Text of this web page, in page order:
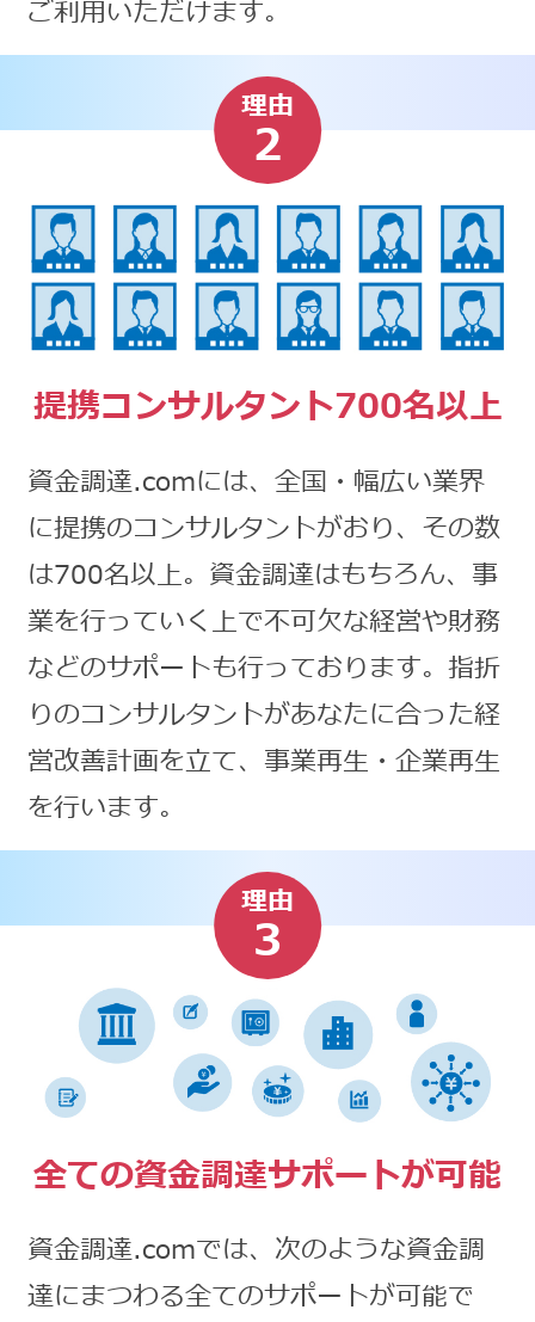
ご利用いただけます。
理由
2
提携コンサルタント700名以上
資金調達.comには、全国・幅広い業界
に提携のコンサルタントがおり、その数
は700名以上。資金調達はもちろん、事
業を行っていく上で不可欠な経営や財務
などのサポートも行っております。指折
りのコンサルタントがあなたに合った経
営改善計画を立て、事業再生・企業再生
を行います。
理由
3
全ての資金調達サポートが可能
資金調達.comでは、次のような資金調
達にまつわる全てのサポートが可能で